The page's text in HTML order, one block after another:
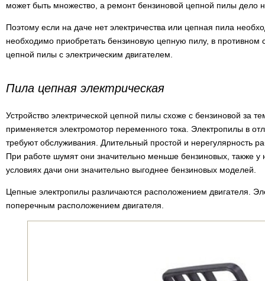
может быть множество, а ремонт бензиновой цепной пилы дело
Поэтому если на даче нет электричества или цепная пила
необходимо приобретать бензиновую цепную пилу, в противном
цепной пилы с электрическим двигателем.
Пила цепная электрическая
Устройство электрической цепной пилы схоже с бензиновой за
применяется электромотор переменного тока. Электропилы в
требуют обслуживания. Длительный простой и нерегулярность
При работе шумят они значительно меньше бензиновых, также у
условиях дачи они значительно выгоднее бензиновых моделей.
Цепные электропилы различаются расположением двигателя.
поперечным расположением двигателя.